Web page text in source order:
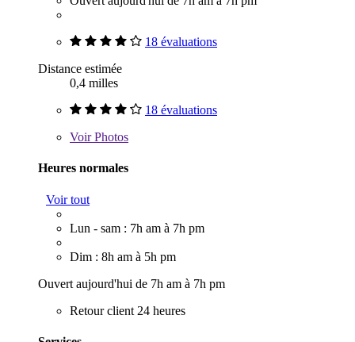
18 évaluations
Distance estimée
0,4 milles
18 évaluations
VoirPhotos
Heures normales
Voir tout
Lun - sam : 7h am à 7h pm
Dim : 8h am à 5h pm
Ouvert aujourd'hui de 7h am à 7h pm
Retour client 24 heures